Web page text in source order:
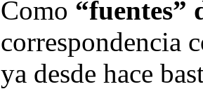
Como “fuentes”
correspondencia
ya desde hace